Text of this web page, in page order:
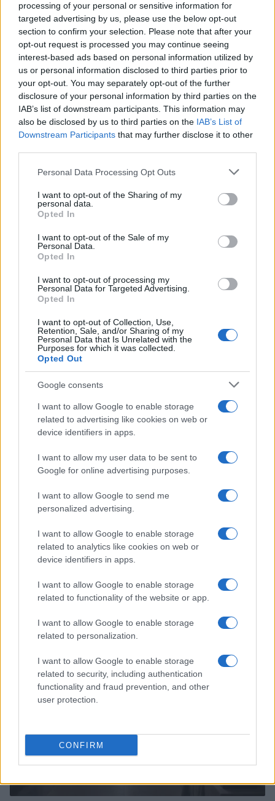
processing of your personal or sensitive information for
targeted advertising by us, please use the below opt-out
section to confirm your selection. Please note that after your
opt-out request is processed you may continue seeing
interest-based ads based on personal information utilized by
us or personal information disclosed to third parties prior to
your opt-out. You may separately opt-out of the further
disclosure of your personal information by third parties on the
IAB’s list of downstream participants. This information may
also be disclosed by us to third parties on the IAB’s List of
Downstream Participants that may further disclose it to other
Please note that this website/app uses one or more Google
not limited to your visit or usage behaviour. You may click to
grant or deny consent to Google and its third-party tags to
use your data for below specified purposes in below Google
consent section.
Personal Data Processing Opt Outs
I want to opt-out of the Sharing of my
personal data.
Opted In
I want to opt-out of the Sale of my
Personal Data.
Opted In
I want to opt-out of processing my
Personal Data for Targeted Advertising.
Opted In
I want to opt-out of Collection, Use,
Retention, Sale, and/or Sharing of my
Personal Data that Is Unrelated with the
Purposes for which it was collected.
Opted Out
Google consents
I want to allow Google to enable storage
related to advertising like cookies on web or
device identifiers in apps.
I want to allow my user data to be sent to
Google for online advertising purposes.
I want to allow Google to send me
personalized advertising.
I want to allow Google to enable storage
related to analytics like cookies on web or
device identifiers in apps.
I want to allow Google to enable storage
related to functionality of the website or app.
I want to allow Google to enable storage
related to personalization.
I want to allow Google to enable storage
related to security, including authentication
functionality and fraud prevention, and other
user protection.
CONFIRM
Continue lendo
Como as concessionárias de energia estão se adaptando aos
impactos das mudanças climáticas
Bruno Costa · 6 ago 2026
Confira os números sorteados no concurso 3754 da Lotofácil
em São Paulo
NEWS